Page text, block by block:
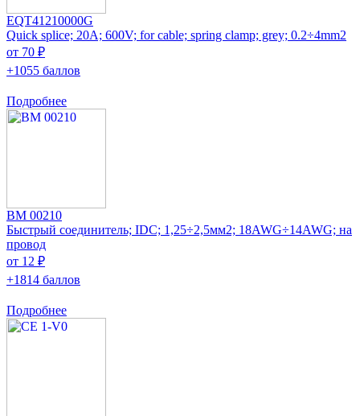
EQT41210000G
Quick splice; 20A; 600V; for cable; spring clamp; grey; 0.2÷4mm2
от 70 ₽
+1055 баллов
Подробнее
BM 00210
Быстрый соединитель; IDC; 1,25÷2,5мм2; 18AWG÷14AWG; на
провод
от 12 ₽
+1814 баллов
Подробнее